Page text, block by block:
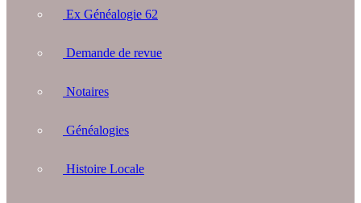
Ex Généalogie 62
Demande de revue
Notaires
Généalogies
Histoire Locale